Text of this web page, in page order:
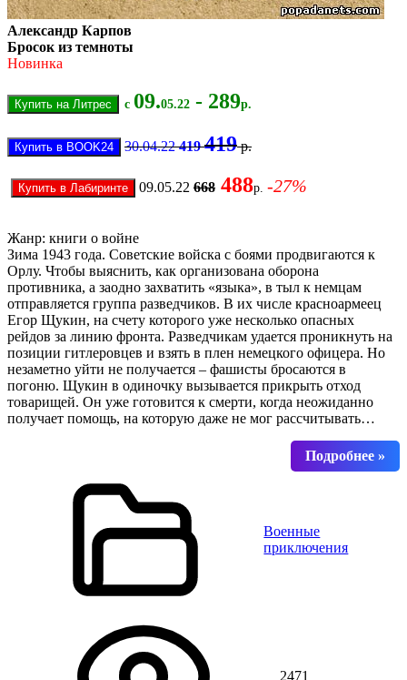
Александр Карпов
Бросок из темноты
Новинка
с 09.05.22 - 289р.
30.04.22419 419р.
09.05.22 668 488р. -27%
Жанр: книги о войне
Зима 1943 года. Советские войска с боями продвигаются к
Орлу. Чтобы выяснить, как организована оборона
противника, а заодно захватить «языка», в тыл к немцам
отправляется группа разведчиков. В их числе красноармеец
Егор Щукин, на счету которого уже несколько опасных
рейдов за линию фронта. Разведчикам удается проникнуть на
позиции гитлеровцев и взять в плен немецкого офицера. Но
незаметно уйти не получается – фашисты бросаются в
погоню. Щукин в одиночку вызывается прикрыть отход
товарищей. Он уже готовится к смерти, когда неожиданно
получает помощь, на которую даже не мог рассчитывать…
Военные
приключения
2471